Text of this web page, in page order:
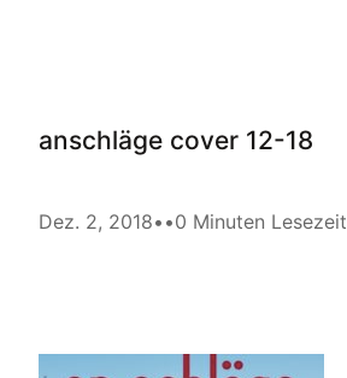
anschläge cover 12-18
Dez. 2, 2018• •0 Minuten Lesezeit